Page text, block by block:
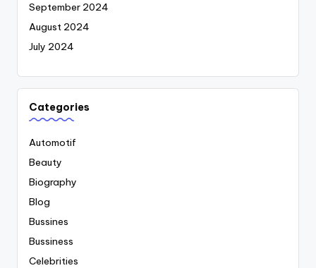
September 2024
August 2024
July 2024
Categories
Automotif
Beauty
Biography
Blog
Bussines
Bussiness
Celebrities